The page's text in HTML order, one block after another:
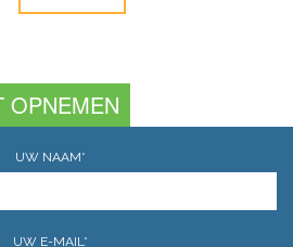
OPNEMEN
UW NAAM*
UW E-MAIL*